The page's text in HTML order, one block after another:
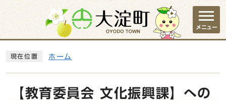
ページの先頭です
メニュー
現在位置 ホーム
【教育委員会 文化振興課】への